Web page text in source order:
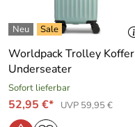
Worldpack Trolley Koffer
Underseater
Sofort lieferbar
52,95 €* UVP 59,95 €